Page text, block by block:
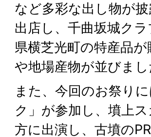
など多彩な出し物が
出店し、千曲坂城ク
県横芝光町の特産品
や地場産物が並びまし
また、今回のお祭り
ク」が参加し、墳上
方に出演し、古墳の